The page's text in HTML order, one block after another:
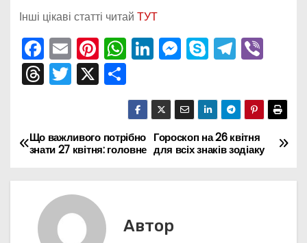
Інші цікаві статті читай ТУТ
F
a
c
b
o
o
k
E
m
ai
Pi
nt
er
st
W
h
a
ts
A
p
p
Li
n
k
e
dI
n
M
e
s
s
e
n
g
S
k
y
p
e
T
el
e
gr
a
m
Vi
er
T
hr
a
d
s
T
w
er
X П
о
ді
л
и
т
с
Н
Гороскоп на 26 квітня
для всіх знаків зодіаку
Що важливого потрібно
знати 27 квітня: головне
Автор